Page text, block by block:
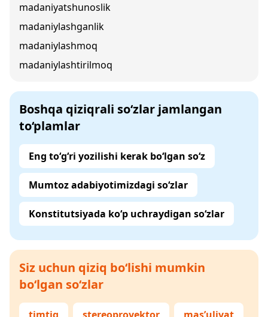
madaniyatshunoslik
madaniylashganlik
madaniylashmoq
madaniylashtirilmoq
Boshqa qiziqrali so‘zlar jamlangan
to‘plamlar
Eng to‘g‘ri yozilishi kerak bo‘lgan so‘z
Mumtoz adabiyotimizdagi so‘zlar
Konstitutsiyada ko‘p uchraydigan so‘zlar
Siz uchun qiziq bo‘lishi mumkin
bo‘lgan so‘zlar